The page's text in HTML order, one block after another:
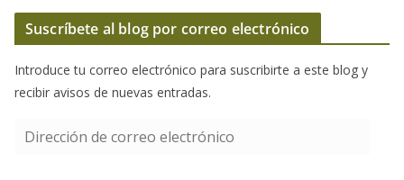
Suscríbete al blog por correo electrónico
Introduce tu correo electrónico para suscribirte a este blog y
recibir avisos de nuevas entradas.